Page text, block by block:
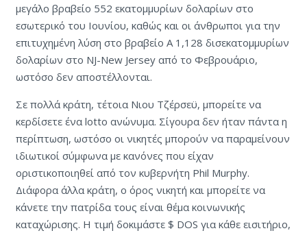
μεγάλο βραβείο 552 εκατομμυρίων δολαρίων στο
εσωτερικό του Ιουνίου, καθώς και οι άνθρωποι για την
επιτυχημένη λύση στο βραβείο A 1,128 δισεκατομμυρίων
δολαρίων στο NJ-New Jersey από το Φεβρουάριο,
ωστόσο δεν αποστέλλονται.
Σε πολλά κράτη, τέτοια Νιου Τζέρσεϋ, μπορείτε να
κερδίσετε ένα lotto ανώνυμα. Σίγουρα δεν ήταν πάντα η
περίπτωση, ωστόσο οι νικητές μπορούν να παραμείνουν
ιδιωτικοί σύμφωνα με κανόνες που είχαν
οριστικοποιηθεί από τον κυβερνήτη Phil Murphy.
Διάφορα άλλα κράτη, ο όρος νικητή και μπορείτε να
κάνετε την πατρίδα τους είναι θέμα κοινωνικής
καταχώρισης. Η τιμή δοκιμάστε $ DOS για κάθε εισιτήριο,